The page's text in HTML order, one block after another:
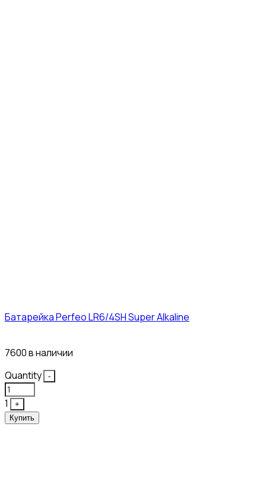
Батарейка Perfeo LR6/4SH Super Alkaline
7600 в наличии
Quantity
-
1
+
Купить